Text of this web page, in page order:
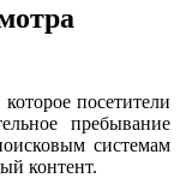
посетители
пребывание
системам
контент.